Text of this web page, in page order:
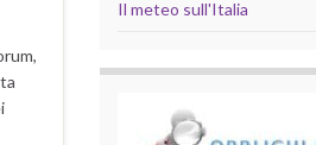
Il meteo sull'Italia